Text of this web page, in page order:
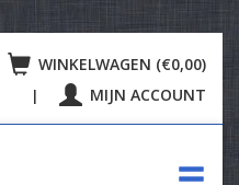
WINKELWAGEN (€0,00)
| MIJN ACCOUNT